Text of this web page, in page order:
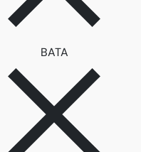
BATAลบตัวกรอง